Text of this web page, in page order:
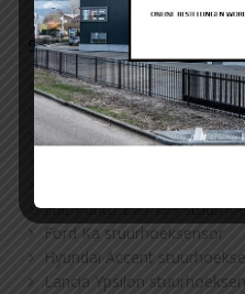
Sensoren
Alfa Romeo Mito
Fiat 500 stuurhoeksensor
Fiat Grande Punto 199
Fiat Punto Evo 199
Ford Ka stuurhoeksensor
Hyundai Accent
Lancia Ypsilon